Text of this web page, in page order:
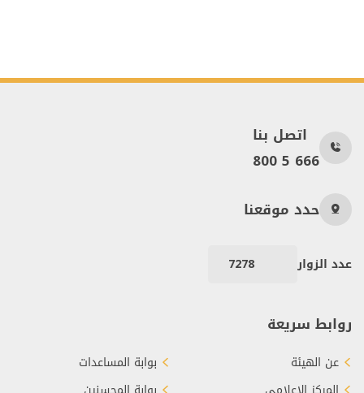
اتصل بنا
800 5 666
حدد موقعنا
عدد الزوار 7278
روابط سريعة
عن الهيئة
بوابة المساعدات